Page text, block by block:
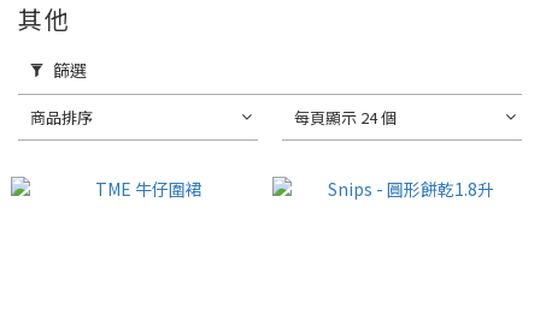
其他
篩選
商品排序 每頁顯示 24 個